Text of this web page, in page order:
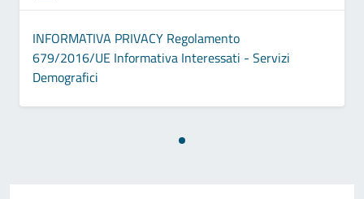
INFORMATIVA PRIVACY Regolamento
679/2016/UE Informativa Interessati - Servizi
Demografici